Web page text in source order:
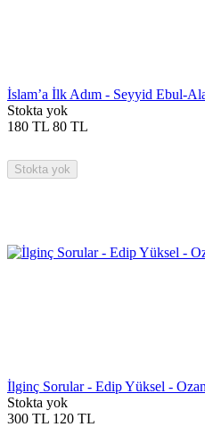
İslam’a İlk Adım - Seyyid Ebul-
Stokta yok
180 TL 80 TL
Stokta yok
İlginç Sorular - Edip Yüksel - Ozan
Stokta yok
300 TL 120 TL